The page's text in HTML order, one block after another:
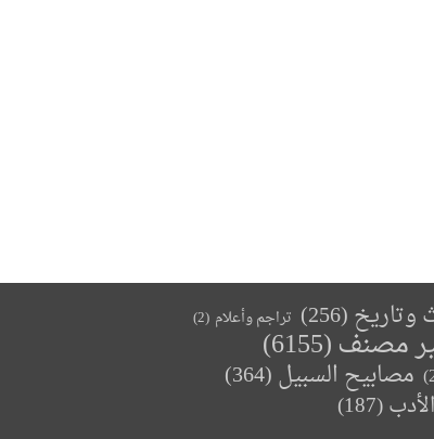
وتاريخ(256) تراجم وأعلام (2)
مصنف(6155)
مصابيح السبيل(364)
(187)